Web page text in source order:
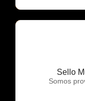
Sello
Somos